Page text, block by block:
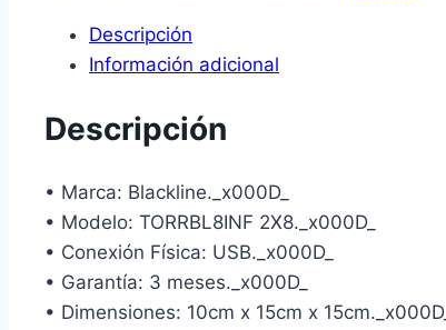
Descripción
Información adicional
Descripción
• Marca: Blackline._x000D_
• Modelo: TORRBL8INF 2X8._x000D_
• Conexión Física: USB._x000D_
• Garantía: 3 meses._x000D_
• Dimensiones: 10cm x 15cm x 15cm._x000D_